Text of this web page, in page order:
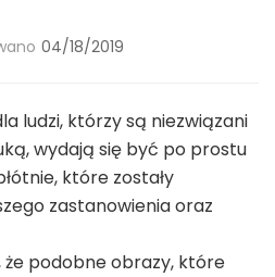
04/18/2019
ludzi, którzy są niezwiązani
wydają się być po prostu
które zostały
zastanowienia oraz
że podobne obrazy, które